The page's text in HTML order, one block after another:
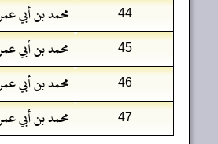
44 محمد بن أبي
45 محمد بن أبي
46 محمد بن أبي
47 محمد بن أبي